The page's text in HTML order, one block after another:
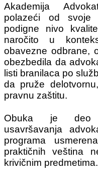
Akademija
polazeći od svoje
podigne nivo
naročito u
obavezne odbrane,
obezbedila da
listi branilaca po
da pruže
pravnu zaštitu.
Obuka je deo
usavršavanja
programa
praktičnih veština
krivičnim predmetima.